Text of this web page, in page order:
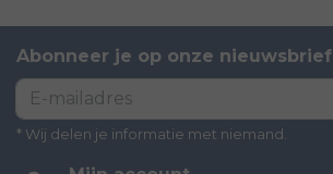
Abonneer je op onze nieuwsbrief
* Wij delen je informatie met niemand.